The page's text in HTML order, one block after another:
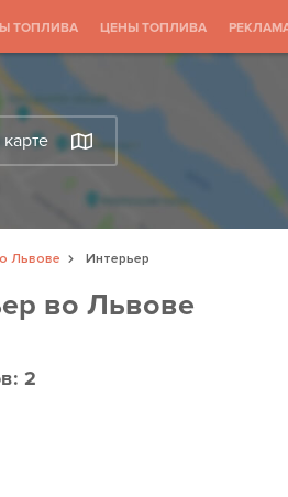
ТОПЛИВА ЦЕНЫ ТОПЛИВА
Львове
Интерьер
во Львове
2